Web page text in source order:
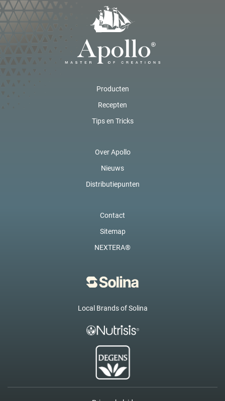
Producten
Recepten
Tips en Tricks
Over Apollo
Nieuws
Distributiepunten
Contact
Sitemap
NEXTERA®
Local Brands of Solina